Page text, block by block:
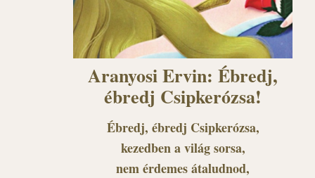
Aranyosi Ervin: Ébredj,
ébredj Csipkerózsa!
Ébredj, ébredj Csipkerózsa,
kezedben a világ sorsa,
nem érdemes átaludnod,